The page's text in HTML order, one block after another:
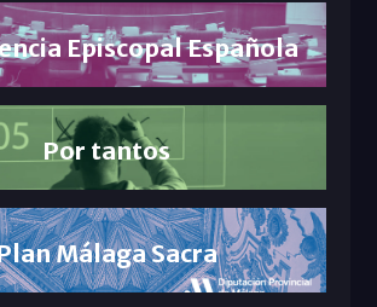
Episcopal Española
Por tantos
Málaga Sacra